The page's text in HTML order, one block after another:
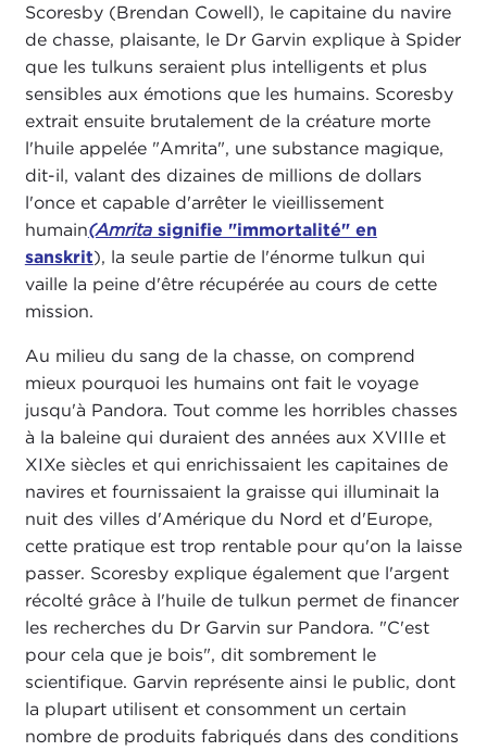
Scoresby (Brendan Cowell), le capitaine du navire
de chasse, plaisante, le Dr Garvin explique à Spider
que les tulkuns seraient plus intelligents et plus
sensibles aux émotions que les humains. Scoresby
extrait ensuite brutalement de la créature morte
l'huile appelée "Amrita", une substance magique,
dit-il, valant des dizaines de millions de dollars
l'once et capable d'arrêter le vieillissement
humain(Amritasignifie "immortalité" en
sanskrit), la seule partie de l'énorme tulkun qui
vaille la peine d'être récupérée au cours de cette
mission.
Au milieu du sang de la chasse, on comprend
mieux pourquoi les humains ont fait le voyage
jusqu'à Pandora. Tout comme les horribles chasses
à la baleine qui duraient des années aux XVIIIe et
XIXe siècles et qui enrichissaient les capitaines de
navires et fournissaient la graisse qui illuminait la
nuit des villes d'Amérique du Nord et d'Europe,
cette pratique est trop rentable pour qu'on la laisse
passer. Scoresby explique également que l'argent
récolté grâce à l'huile de tulkun permet de financer
les recherches du Dr Garvin sur Pandora. "C'est
pour cela que je bois", dit sombrement le
scientifique. Garvin représente ainsi le public, dont
la plupart utilisent et consomment un certain
nombre de produits fabriqués dans des conditions